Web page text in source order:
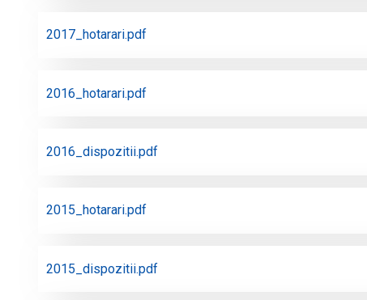
2017_hotarari.pdf
2016_hotarari.pdf
2016_dispozitii.pdf
2015_hotarari.pdf
2015_dispozitii.pdf